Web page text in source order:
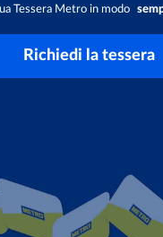
Tessera Metro in modo
Richiedi la tessera